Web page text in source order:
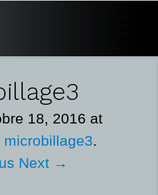
18, 2016 at
microbillage3.
Next →